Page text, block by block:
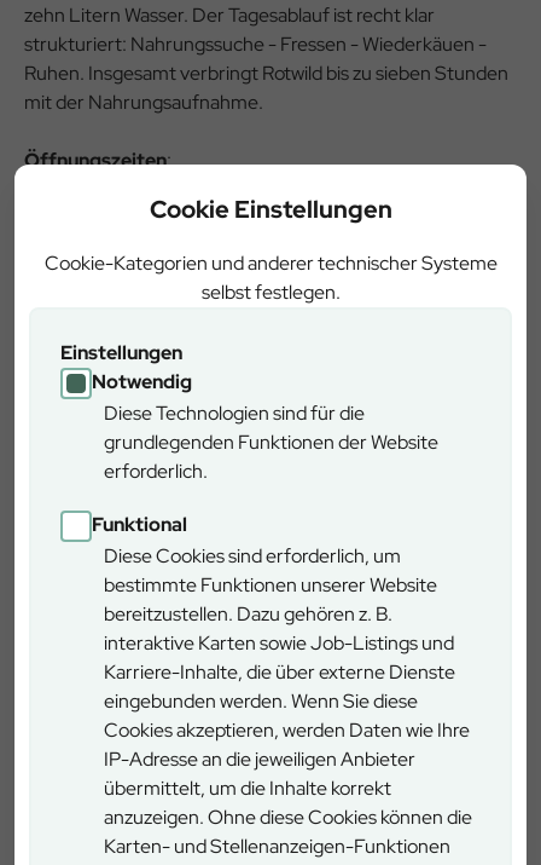
Cookie Einstellungen
Cookie-Kategorien und anderer technischer Systeme
selbst festlegen.
Einstellungen
Notwendig
Diese Technologien sind für die
grundlegenden Funktionen der Website
erforderlich.
Funktional
Diese Cookies sind erforderlich, um
bestimmte Funktionen unserer Website
bereitzustellen. Dazu gehören z. B.
interaktive Karten sowie Job-Listings und
Karriere-Inhalte, die über externe Dienste
eingebunden werden. Wenn Sie diese
Cookies akzeptieren, werden Daten wie Ihre
IP-Adresse an die jeweiligen Anbieter
übermittelt, um die Inhalte korrekt
anzuzeigen. Ohne diese Cookies können die
Karten- und Stellenanzeigen-Funktionen
zehn Litern Wasser. Der Tagesablauf ist recht klar
strukturiert: Nahrungssuche - Fressen - Wie­derkäuen -
Ruhen. Insgesamt verbringt Rotwild bis zu sieben Stunden
mit der Nahrungsaufnahme.
Öffnungszeiten:
sonntags, zusätzliche Termine nach Aushang vor Ort
Schaufütterungsbeginn um 16 Uhr
Anfahrt
Mit dem Auto:
Fahren Sie am Ende der A 95 der B 2 folgend weiter nach
Garmisch‑Partenkirchen Am Ortseingang fahren Sie auf